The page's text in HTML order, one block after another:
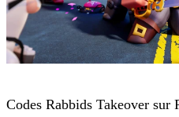
Codes Rabbids Takeover sur